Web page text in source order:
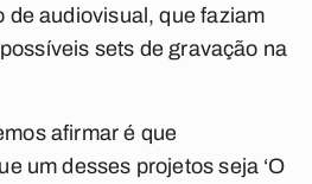
de audiovisual, que faziam
sets de gravação na
afirmar é que
um desses projetos seja ‘O